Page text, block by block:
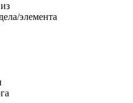
элемента